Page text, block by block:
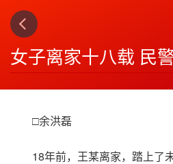
女子离家十八载 民
□余洪磊
18年前，王某离家，踏上了